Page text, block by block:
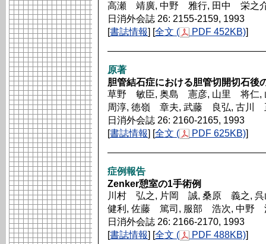
高瀬 靖廣, 中野 雅行, 田中 栄之
日消外会誌 26: 2155-2159, 1993
[書誌情報] [全文 ( PDF 452KB)]
原著
胆管結石症における胆管切開切石後
草野 敏臣, 奥島 憲彦, 山里 将
周淳, 徳嶺 章夫, 武藤 良弘, 古川
日消外会誌 26: 2160-2165, 1993
[書誌情報] [全文 ( PDF 625KB)]
症例報告
Zenker憩室の1手術例
川村 弘之, 片岡 誠, 桑原 義之,
健利, 佐藤 篤司, 服部 浩次, 中野
日消外会誌 26: 2166-2170, 1993
[書誌情報] [全文 ( PDF 488KB)]